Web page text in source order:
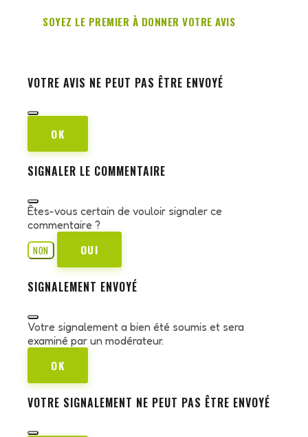
SOYEZ LE PREMIER À DONNER VOTRE AVIS
VOTRE AVIS NE PEUT PAS ÊTRE ENVOYÉ
OK
SIGNALER LE COMMENTAIRE
Êtes-vous certain de vouloir signaler ce
commentaire ?
NON
OUI
SIGNALEMENT ENVOYÉ
Votre signalement a bien été soumis et sera
examiné par un modérateur.
OK
VOTRE SIGNALEMENT NE PEUT PAS ÊTRE ENVOYÉ